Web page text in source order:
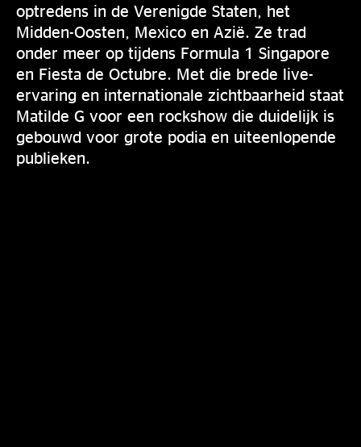
optredens in de Verenigde Staten, het
Midden-Oosten, Mexico en Azië. Ze trad
onder meer op tijdens Formula 1 Singapore
en Fiesta de Octubre. Met die brede live-
ervaring en internationale zichtbaarheid staat
Matilde G voor een rockshow die duidelijk is
gebouwd voor grote podia en uiteenlopende
publieken.